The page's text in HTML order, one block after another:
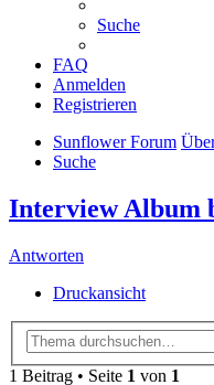
Suche
FAQ
Anmelden
Registrieren
Sunflower Forum
Suche
Interview Album
Antworten
Druckansicht
1 Beitrag • Seite 1 von 1